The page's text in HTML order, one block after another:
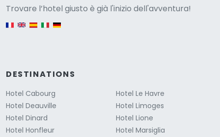
Trovare l’hotel giusto è già l'inizio dell'avventura!
English version
DESTINATIONS
Hotel Cabourg
Hotel Deauville
Hotel Dinard
Hotel Honfleur
Hotel Le Havre
Hotel Limoges
Hotel Lione
Hotel Marsiglia